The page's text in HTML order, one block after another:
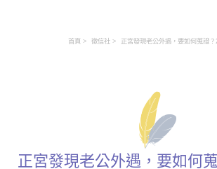
首頁 徵信社 正宮發現老公外遇，要如何蒐證？
正宮發現老公外遇，要如何